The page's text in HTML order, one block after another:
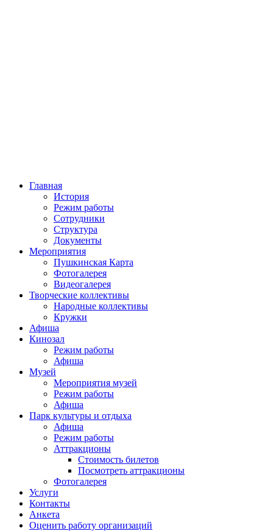
Главная
История
Режим работы
Сотрудники
Структура
Документы
Мероприятия
Пушкинская Карта
Фотогалерея
Видеогалерея
Творческие коллективы
Народные коллективы
Кружки
Афиша
Кинозал
Режим работы
Афиша
Музей
Мероприятия музей
Режим работы
Афиша
Парк культуры и отдыха
Афиша
Режим работы
Аттракционы
Стоимость билетов
Посмотреть аттракционы
Фотогалерея
Услуги
Контакты
Анкета
Оценить работу организаций